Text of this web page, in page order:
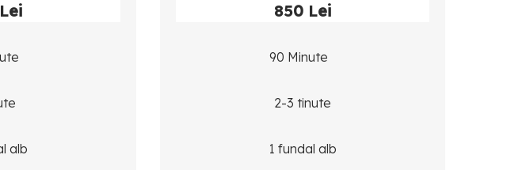
alb
850 Lei
90 Minute
2-3 tinute
1 fundal alb